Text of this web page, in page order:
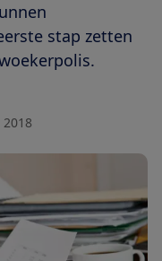
stap zetten